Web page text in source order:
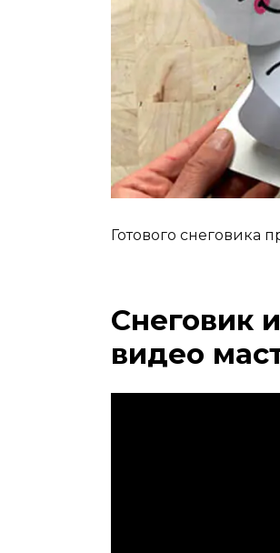
Готового снеговика
Снеговик
видео